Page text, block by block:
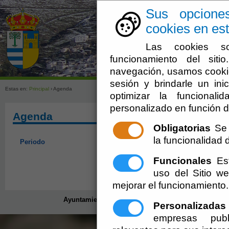
Sus
cookies en
Las cookies
funcionamiento del
navegación, usamos
sesión y brindarle un
optimizar la
personalizado en función
Obligatorias
la funcionalidad
Funcionales
uso del Sitio
mejorar el funcionamiento.
Personalizadas
empresas
Estas en: Principal › Agenda
Agenda
Periodo
Ayuntamiento de Senés (CIF: P-0408200-D)
secretario@senes.es-aviso legal-